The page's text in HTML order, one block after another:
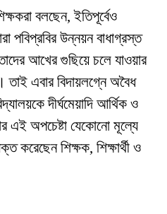
বলছেন, ইতিপূর্বেও
পবিপ্রবির উন্নয়ন বাধাগ্রস্ত
আখের গুছিয়ে চলে যাওয়ার
এবার বিদায়লগ্নে অবৈধ
দীর্ঘমেয়াদি আর্থিক ও
এই অপচেষ্টা যেকোনো মূল্যে
করেছেন শিক্ষক, শিক্ষার্থী ও